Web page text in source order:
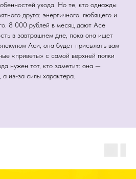
ухода. Но те, кто однажды
друга: энергичного, любящего и
8 000 рублей в месяц дают Асе
в завтрашнем дне, пока она ищет
Аси, она будет присылать вам
«приветы» с самой верхней полки
нужен тот, кто заметит: она —
из-за силы характера.